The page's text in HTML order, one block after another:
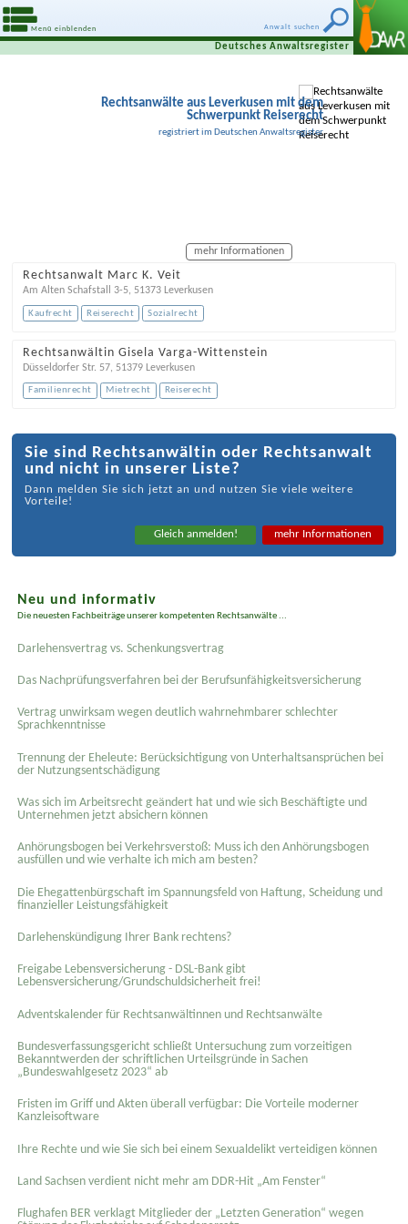
Anwalt suchen
Menü einblenden
Deutsches Anwaltsregister
Rechtsanwälte aus Leverkusen mit dem
Schwerpunkt Reiserecht
registriert im Deutschen Anwaltsregister
mehr Informationen
Rechtsanwalt Marc K. Veit
Am Alten Schafstall 3-5, 51373 Leverkusen
Kaufrecht Reiserecht Sozialrecht
Rechtsanwältin Gisela Varga-Wittenstein
Düsseldorfer Str. 57, 51379 Leverkusen
Familienrecht Mietrecht Reiserecht
Sie sind Rechtsanwältin oder Rechtsanwalt
und nicht in unserer Liste?
Dann melden Sie sich jetzt an und nutzen Sie viele weitere
Vorteile!
Gleich anmelden! mehr Informationen
Neu und informativ
Die neuesten Fachbeiträge unserer kompetenten Rechtsanwälte ...
Darlehensvertrag vs. Schenkungsvertrag
Das Nachprüfungsverfahren bei der Berufsunfähigkeitsversicherung
Vertrag unwirksam wegen deutlich wahrnehmbarer schlechter
Sprachkenntnisse
Trennung der Eheleute: Berücksichtigung von Unterhaltsansprüchen bei
der Nutzungsentschädigung
Was sich im Arbeitsrecht geändert hat und wie sich Beschäftigte und
Unternehmen jetzt absichern können
Anhörungsbogen bei Verkehrsverstoß: Muss ich den Anhörungsbogen
ausfüllen und wie verhalte ich mich am besten?
Die Ehegattenbürgschaft im Spannungsfeld von Haftung, Scheidung und
finanzieller Leistungsfähigkeit
Darlehenskündigung Ihrer Bank rechtens?
Freigabe Lebensversicherung - DSL-Bank gibt
Lebensversicherung/Grundschuldsicherheit frei!
Adventskalender für Rechtsanwältinnen und Rechtsanwälte
Bundesverfassungsgericht schließt Untersuchung zum vorzeitigen
Bekanntwerden der schriftlichen Urteilsgründe in Sachen
„Bundeswahlgesetz 2023“ ab
Fristen im Griff und Akten überall verfügbar: Die Vorteile moderner
Kanzleisoftware
Ihre Rechte und wie Sie sich bei einem Sexual­delikt verteidigen können
Land Sachsen verdient nicht mehr am DDR-Hit „Am Fenster“
Flughafen BER verklagt Mitglieder der „Letzten Generation“ wegen